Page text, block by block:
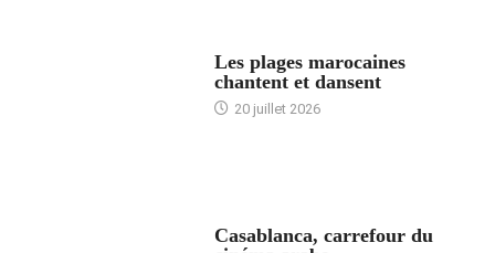
Les plages marocaines
chantent et dansent
20 juillet 2026
Casablanca, carrefour du